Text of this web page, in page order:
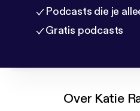
Podcasts die je
Gratis podcasts
Over Katie